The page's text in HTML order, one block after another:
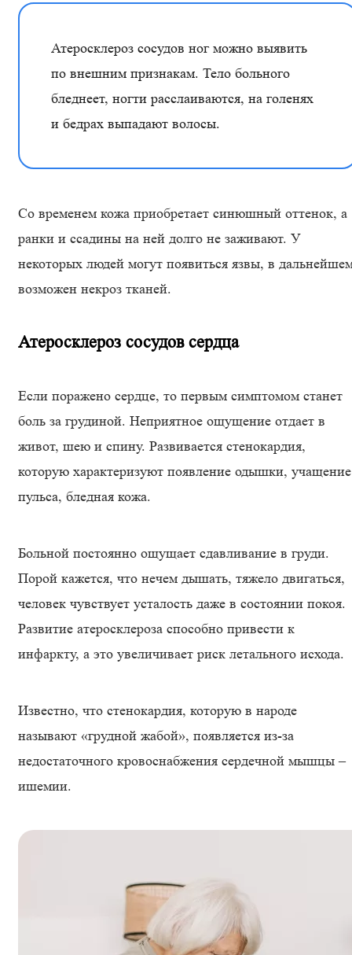
Атеросклероз сосудов ног можно выявить
по внешним признакам. Тело больного
бледнеет, ногти расслаиваются, на голенях
и бедрах выпадают волосы.
Со временем кожа приобретает синюшный оттенок, а
ранки и ссадины на ней долго не заживают. У
некоторых людей могут появиться язвы, в
возможен некроз тканей.
Атеросклероз сосудов сердца
Если поражено сердце, то первым симптомом станет
боль за грудиной. Неприятное ощущение отдает в
живот, шею и спину. Развивается стенокардия,
которую характеризуют появление одышки, учащение
пульса, бледная кожа.
Больной постоянно ощущает сдавливание в груди.
Порой кажется, что нечем дышать, тяжело двигаться,
человек чувствует усталость даже в состоянии покоя.
Развитие атеросклероза способно привести к
инфаркту, а это увеличивает риск летального исхода.
Известно, что стенокардия, которую в народе
называют «грудной жабой», появляется из-за
недостаточного кровоснабжения сердечной мышцы –
ишемии.